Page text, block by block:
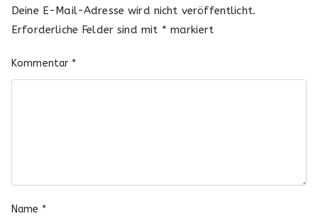
Deine E-Mail-Adresse wird nicht veröffentlicht.
Erforderliche Felder sind mit * markiert
Kommentar *
Name *